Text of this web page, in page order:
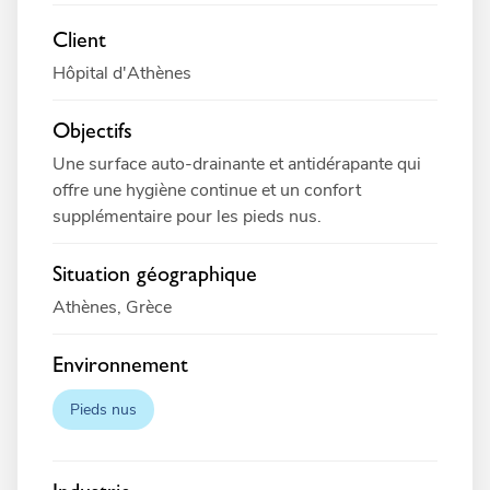
Client
Hôpital d'Athènes
Objectifs
Une surface auto-drainante et antidérapante qui
offre une hygiène continue et un confort
supplémentaire pour les pieds nus.
Situation géographique
Athènes, Grèce
Environnement
Pieds nus